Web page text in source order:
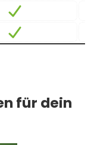
für dein